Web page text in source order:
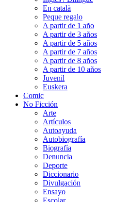
En català
Peque regalo
A partir de 1 año
A partir de 3 años
A partir de 5 años
A partir de 7 años
A partir de 8 años
A partir de 10 años
Juvenil
Euskera
Comic
No Ficción
Arte
Artículos
Autoayuda
Autobiografía
Biografía
Denuncia
Deporte
Diccionario
Divulgación
Ensayo
Escolar